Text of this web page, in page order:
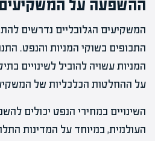
ההשפעה על המשקיעים
המשקיעים הגלובליים נדרשים
התכופים בשוקי המניות והנפט.
המניות עשויה להוביל לשינויים
על ההחלטות הכלכליות של
השינויים במחירי הנפט יכולים
העולמית, במיוחד על המדינות